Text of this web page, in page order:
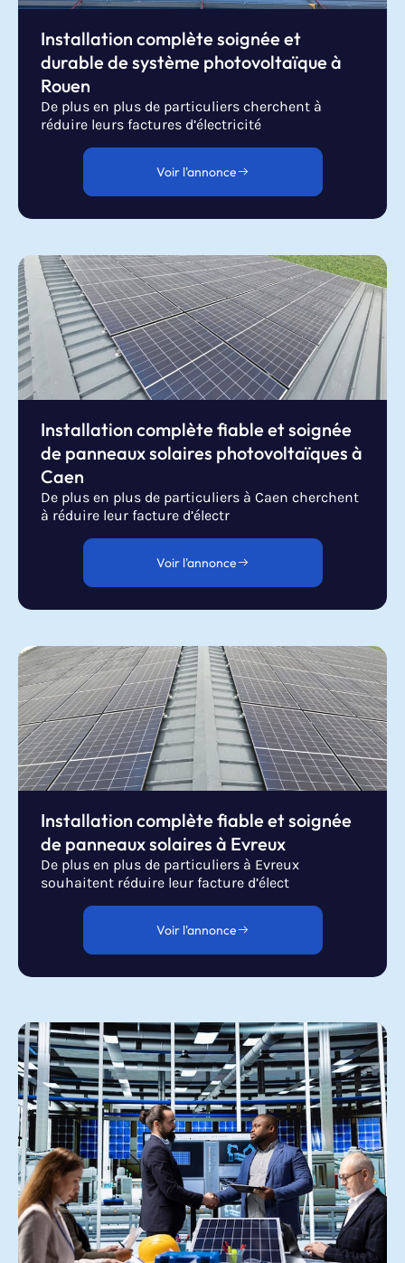
Installation complète soignée et
durable de système photovoltaïque à
Rouen
De plus en plus de particuliers cherchent à
réduire leurs factures d’électricité
Voir l'annonce
Installation complète fiable et soignée
de panneaux solaires photovoltaïques à
Caen
De plus en plus de particuliers à Caen cherchent
à réduire leur facture d’électr
Voir l'annonce
Installation complète fiable et soignée
de panneaux solaires à Evreux
De plus en plus de particuliers à Evreux
souhaitent réduire leur facture d’élect
Voir l'annonce